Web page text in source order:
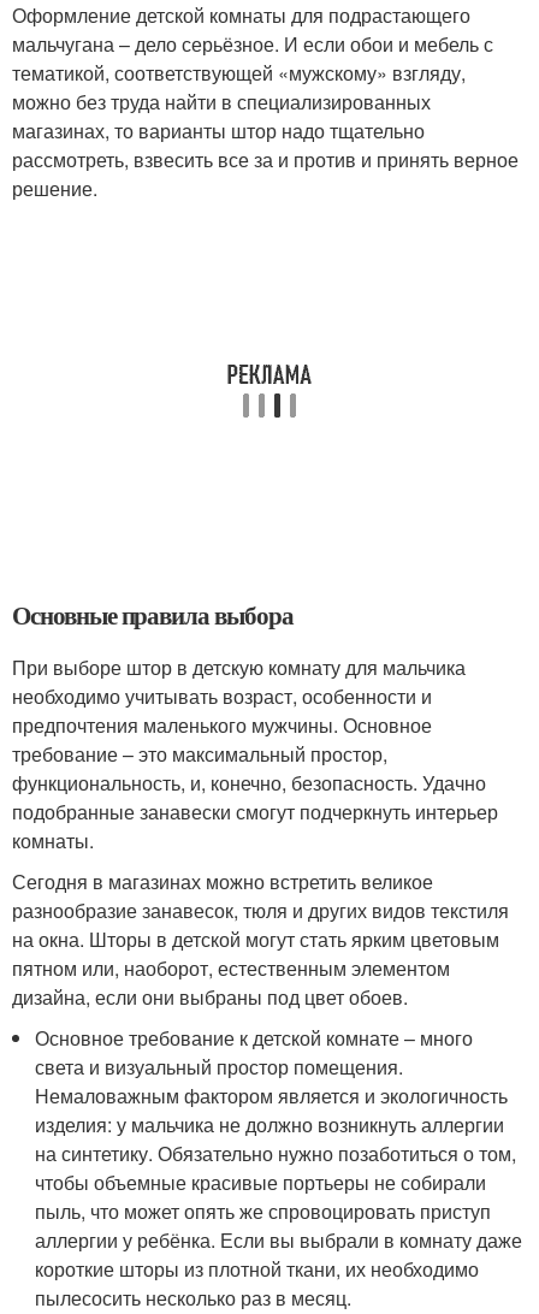
Оформление детской комнаты для подрастающего
мальчугана – дело серьёзное. И если обои и мебель с
тематикой, соответствующей «мужскому» взгляду,
можно без труда найти в специализированных
магазинах, то варианты штор надо тщательно
рассмотреть, взвесить все за и против и принять верное
решение.
Основные правила выбора
При выборе штор в детскую комнату для мальчика
необходимо учитывать возраст, особенности и
предпочтения маленького мужчины. Основное
требование – это максимальный простор,
функциональность, и, конечно, безопасность. Удачно
подобранные занавески смогут подчеркнуть интерьер
комнаты.
Сегодня в магазинах можно встретить великое
разнообразие занавесок, тюля и других видов текстиля
на окна. Шторы в детской могут стать ярким цветовым
пятном или, наоборот, естественным элементом
дизайна, если они выбраны под цвет обоев.
Основное требование к детской комнате – много
света и визуальный простор помещения.
Немаловажным фактором является и экологичность
изделия: у мальчика не должно возникнуть аллергии
на синтетику. Обязательно нужно позаботиться о том,
чтобы объемные красивые портьеры не собирали
пыль, что может опять же спровоцировать приступ
аллергии у ребёнка. Если вы выбрали в комнату даже
короткие шторы из плотной ткани, их необходимо
пылесосить несколько раз в месяц.